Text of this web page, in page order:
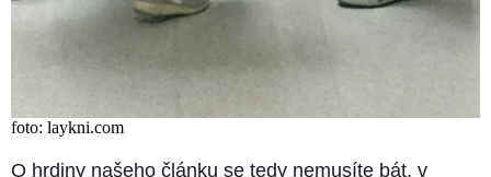
foto: laykni.com
O hrdiny našeho článku se tedy nemusíte bát, v